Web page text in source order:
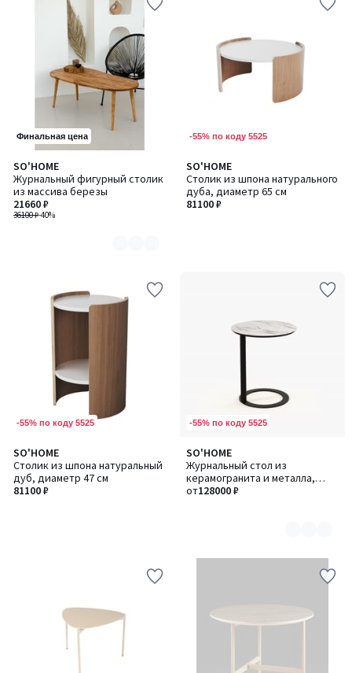
Финальная цена
SO'HOME
Журнальный фигурный столик
из массива березы
36100 ₽-40%
21660 ₽
Количество
цветов:
4
-55% по коду 5525
SO'HOME
Столик из шпона натурального
дуба, диаметр 65 см
81100 ₽
-55% по коду 5525
SO'HOME
Столик из шпона натуральный
дуб, диаметр 47 см
81100 ₽
-55% по коду 5525
SO'HOME
Журнальный стол из
керамогранита и металла,
высокий
от128000 ₽
Количество
цветов:
2